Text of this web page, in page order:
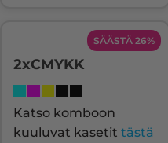
SÄÄSTÄ 26%
2xCMYKK
Katso komboon
kuuluvat kasetit tästä